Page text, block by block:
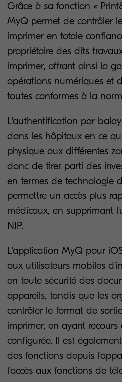
Grâce à sa fonction «
MyQ permet de contrôler
imprimer en totale
propriétaire des dits
imprimer, offrant ainsi la
opérations numériques et
toutes conformes à la
L'authentification par
dans les hôpitaux en ce
physique aux différentes
donc de tirer parti des
en termes de technologie
permettre un accès plus
médicaux, en supprimant
NIP.
L'application MyQ pour
aux utilisateurs mobiles
en toute sécurité des
appareils, tandis que les
contrôler le format de
imprimer, en ayant recours
configurée. Il est
des fonctions depuis
l'accès aux fonctions de